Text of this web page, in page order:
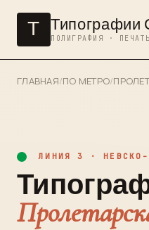
Т Типографии
ПОЛИГРАФИЯ ·
ГЛАВНАЯ/ПО МЕТРО/
ЛИНИЯ 3 · НЕВСКО-